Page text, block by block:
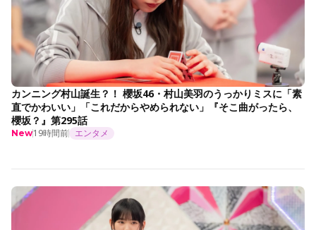
カンニング村山誕生？！ 櫻坂46・村山美羽のうっかりミスに「素
直でかわいい」「これだからやめられない」『そこ曲がったら、
櫻坂？』第295話
New19時間前 エンタメ